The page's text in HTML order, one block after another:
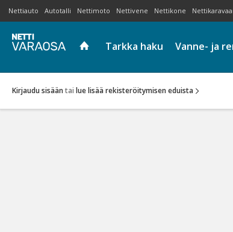
Nettiauto Autotalli Nettimoto Nettivene Nettikone
Tarkka haku Vanne- ja
Kirjaudu sisään tai lue lisää rekisteröitymisen eduista